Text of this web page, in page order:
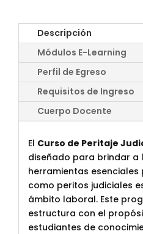
Descripción
Módulos E-Learning
Perfil de Egreso
Requisitos de Ingreso
Cuerpo Docente
El Curso de Peritaje
diseñado para brindar a
herramientas
como peritos judiciales
ámbito laboral. Este
estructura con el
estudiantes de